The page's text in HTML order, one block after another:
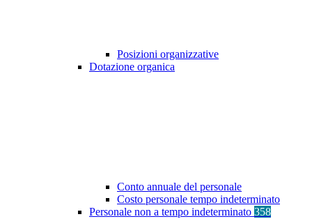
Posizioni organizzative
Dotazione organica
Conto annuale del personale
Costo personale tempo indeterminato
Personale non a tempo indeterminato 358